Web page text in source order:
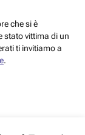
che si è
stato vittima di un
ti invitiamo a
.